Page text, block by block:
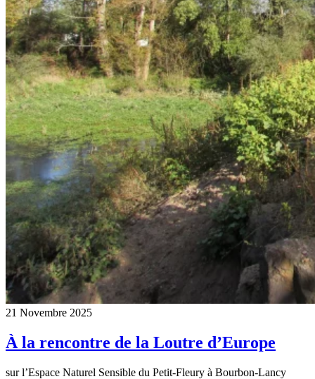
21 Novembre 2025
À la rencontre de la Loutre d’Europe
sur l’Espace Naturel Sensible du Petit-Fleury à Bourbon-Lancy